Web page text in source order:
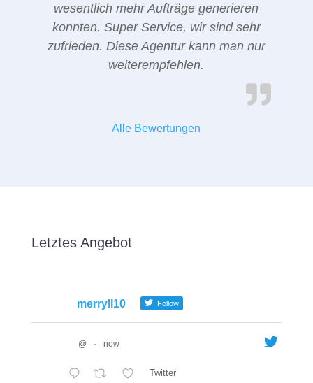
wesentlich mehr Aufträge generieren
konnten. Super Service, wir sind sehr
zufrieden. Diese Agentur kann man nur
weiterempfehlen.
Alle Bewertungen
Letztes Angebot
merryll10 Follow
@ · now
Twitter